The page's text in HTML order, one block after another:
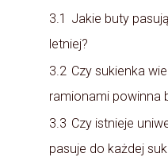
3.1 Jakie buty
letniej?
3.2 Czy sukienka
ramionami powinna
3.3 Czy istnieje
pasuje do każdej